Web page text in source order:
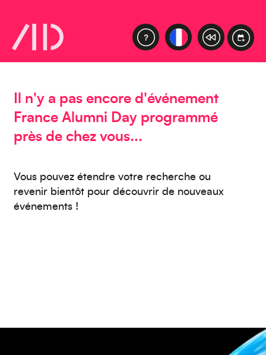
Il n'y a pas encore d'événement
France Alumni Day programmé
près de chez vous...
Vous pouvez étendre votre recherche ou
revenir bientôt pour découvrir de nouveaux
événements !
Asie
Caraïbes